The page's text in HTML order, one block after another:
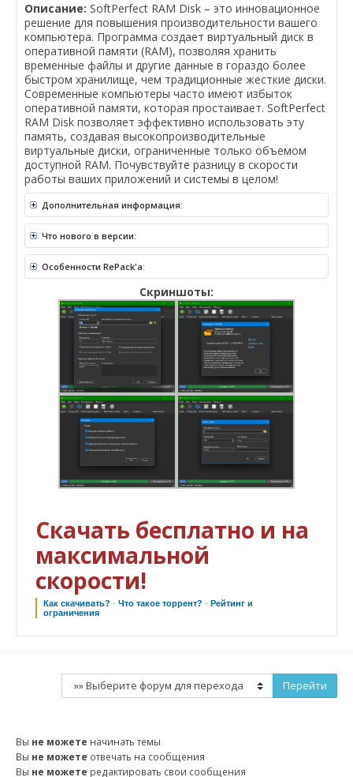
Описание: SoftPerfect RAM Disk – это инновационное
решение для повышения производительности вашего
компьютера. Программа создает виртуальный диск в
оперативной памяти (RAM), позволяя хранить
временные файлы и другие данные в гораздо более
быстром хранилище, чем традиционные жесткие диски.
Современные компьютеры часто имеют избыток
оперативной памяти, которая простаивает. SoftPerfect
RAM Disk позволяет эффективно использовать эту
память, создавая высокопроизводительные
виртуальные диски, ограниченные только объемом
доступной RAM. Почувствуйте разницу в скорости
работы ваших приложений и системы в целом!
Дополнительная информация:
Что нового в версии:
Особенности RePack'a:
Скриншоты:
Скачать бесплатно и на
максимальной
скорости!
Как скачивать? ·Что такое торрент? · Рейтинг и
ограничения
Вы не можете начинать темы
Вы не можете отвечать на сообщения
Вы не можете редактировать свои сообщения